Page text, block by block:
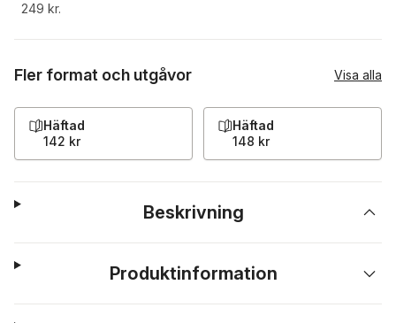
249 kr.
Fler format och utgåvor Visa alla
Häftad
142 kr
Häftad
148 kr
Beskrivning
Produktinformation